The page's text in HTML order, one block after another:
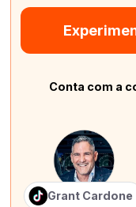
Conta com a
Grant Cardone